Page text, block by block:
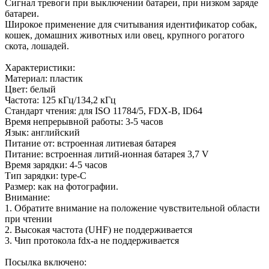
Сигнал тревоги при выключении батареи, при низком заряде
батареи.
Широкое применение для считывания идентификатор собак,
кошек, домашних животных или овец, крупного рогатого
скота, лошадей.
Характеристики:
Материал: пластик
Цвет: белый
Частота: 125 кГц/134,2 кГц
Стандарт чтения: для ISO 11784/5, FDX-B, ID64
Время непрерывной работы: 3-5 часов
Язык: английский
Питание от: встроенная литиевая батарея
Питание: встроенная литий-ионная батарея 3,7 V
Время зарядки: 4-5 часов
Тип зарядки: type-C
Размер: как на фотографии.
Внимание:
1. Обратите внимание на положение чувствительной области
при чтении
2. Высокая частота (UHF) не поддерживается
3. Чип протокола fdx-a не поддерживается
Посылка включено: